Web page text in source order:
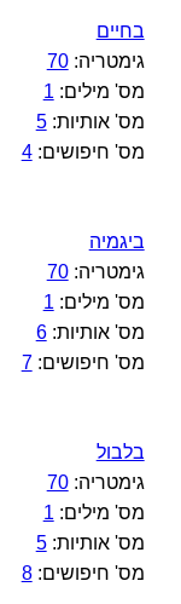
בחיים
גימטריה:70
מס' מילים: 1
מס' אותיות:5
מס' חיפושים:4
ביגמיה
גימטריה:70
מס' מילים: 1
מס' אותיות:6
מס' חיפושים:7
בלבול
גימטריה:70
מס' מילים: 1
מס' אותיות:5
מס' חיפושים:8